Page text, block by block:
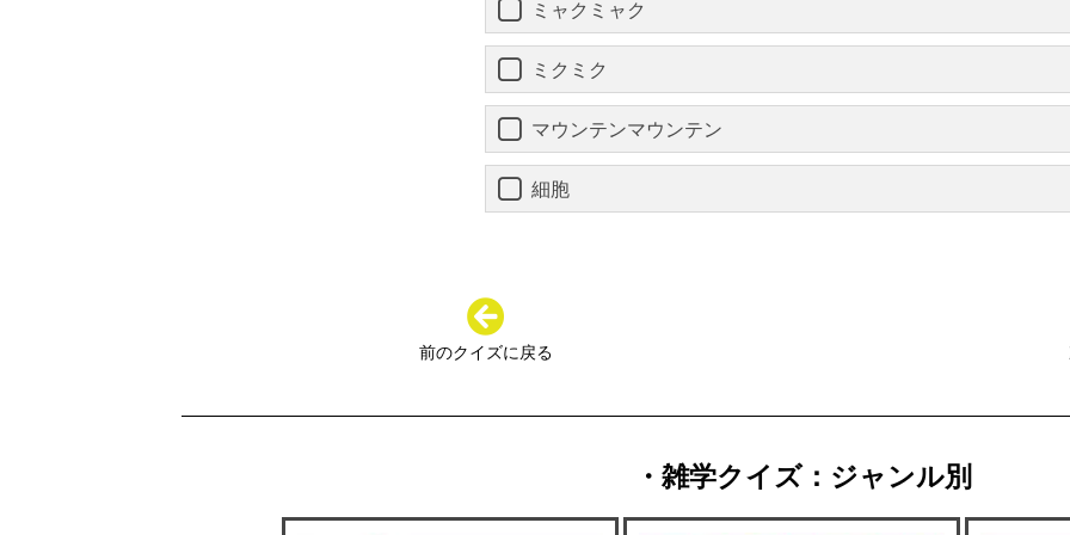
ミャクミャク
ミクミク
マウンテンマウンテン
細胞
前のクイズに戻る
・雑学クイズ：ジャンル別